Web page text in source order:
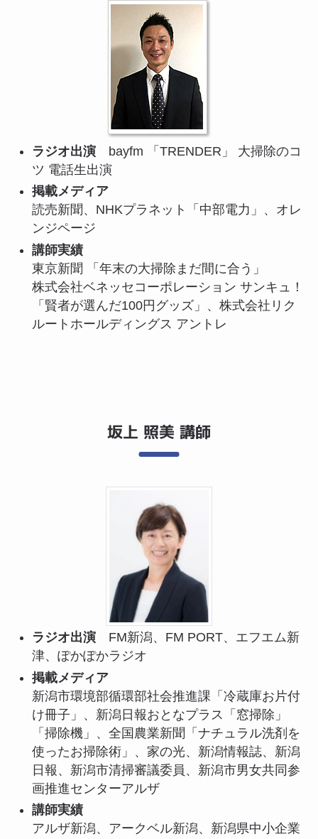
ラジオ出演bayfm 「TRENDER」 大掃除のコ
ツ 電話生出演
掲載メディア
読売新聞、NHKプラネット「中部電力」、オレ
ンジページ
講師実績
東京新聞 「年末の大掃除まだ間に合う」
株式会社ベネッセコーポレーション サンキュ！
「賢者が選んだ100円グッズ」、株式会社リク
ルートホールディングス アントレ
坂上 照美 講師
ラジオ出演FM新潟、FM PORT、エフエム新
津、ぽかぽかラジオ
掲載メディア
新潟市環境部循環部社会推進課「冷蔵庫お片付
け冊子」、新潟日報おとなプラス「窓掃除」
「掃除機」、全国農業新聞「ナチュラル洗剤を
使ったお掃除術」、家の光、新潟情報誌、新潟
日報、新潟市清掃審議委員、新潟市男女共同参
画推進センターアルザ
講師実績
アルザ新潟、アークベル新潟、新潟県中小企業